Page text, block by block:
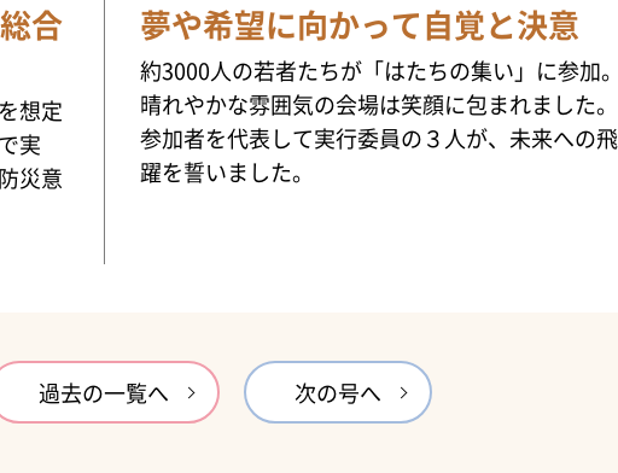
合
想定
実
災意
夢や希望に向かって自覚と決意
約3000人の若者たちが「はたちの集い」に参加。
晴れやかな雰囲気の会場は笑顔に包まれました。
参加者を代表して実行委員の３人が、未来への飛
躍を誓いました。
過去の一覧へ 次の号へ